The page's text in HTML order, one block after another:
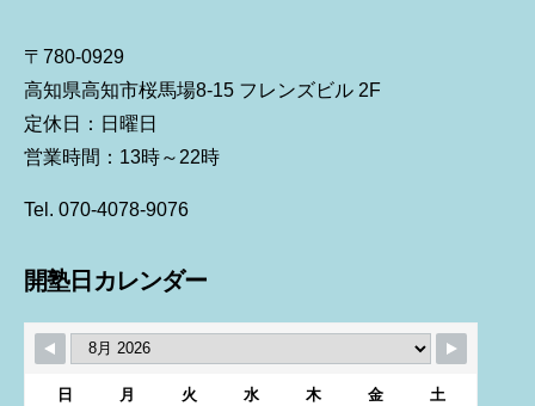
〒780-0929
高知県高知市桜馬場8-15 フレンズビル 2F
定休日：日曜日
営業時間：13時～22時
Tel. 070-4078-9076
開塾日カレンダー
日 月 火 水 木 金 土